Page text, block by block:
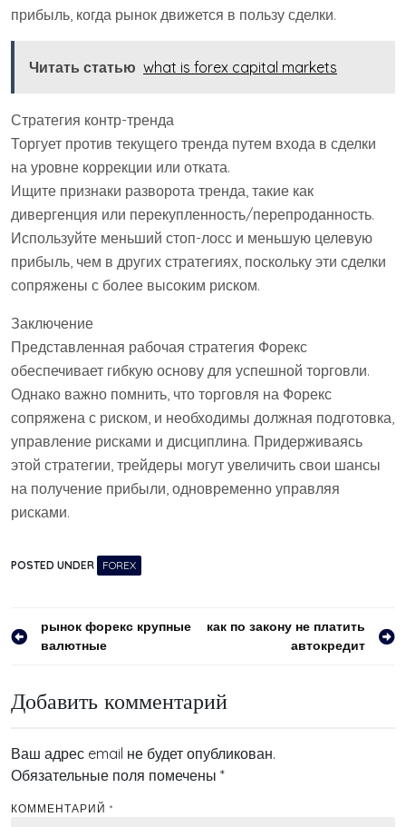
прибыль, когда рынок движется в пользу сделки.
Читать статью what is forex capital markets
Стратегия контр-тренда
Торгует против текущего тренда путем входа в сделки
на уровне коррекции или отката.
Ищите признаки разворота тренда, такие как
дивергенция или перекупленность/перепроданность.
Используйте меньший стоп-лосс и меньшую целевую
прибыль, чем в других стратегиях, поскольку эти сделки
сопряжены с более высоким риском.
Заключение
Представленная рабочая стратегия Форекс
обеспечивает гибкую основу для успешной торговли.
Однако важно помнить, что торговля на Форекс
сопряжена с риском, и необходимы должная подготовка,
управление рисками и дисциплина. Придерживаясь
этой стратегии, трейдеры могут увеличить свои шансы
на получение прибыли, одновременно управляя
рисками.
POSTED UNDER FOREX
Навигация
рынок форекс крупные
валютные
как по закону не платить
автокредит
Добавить комментарий
Ваш адрес email не будет опубликован.
Обязательные поля помечены *
КОММЕНТАРИЙ *